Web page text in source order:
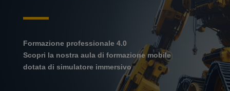
Formazione professionale 4.0
Scopri la nostra aula di formazione mobile
dotata di simulatore immersivo